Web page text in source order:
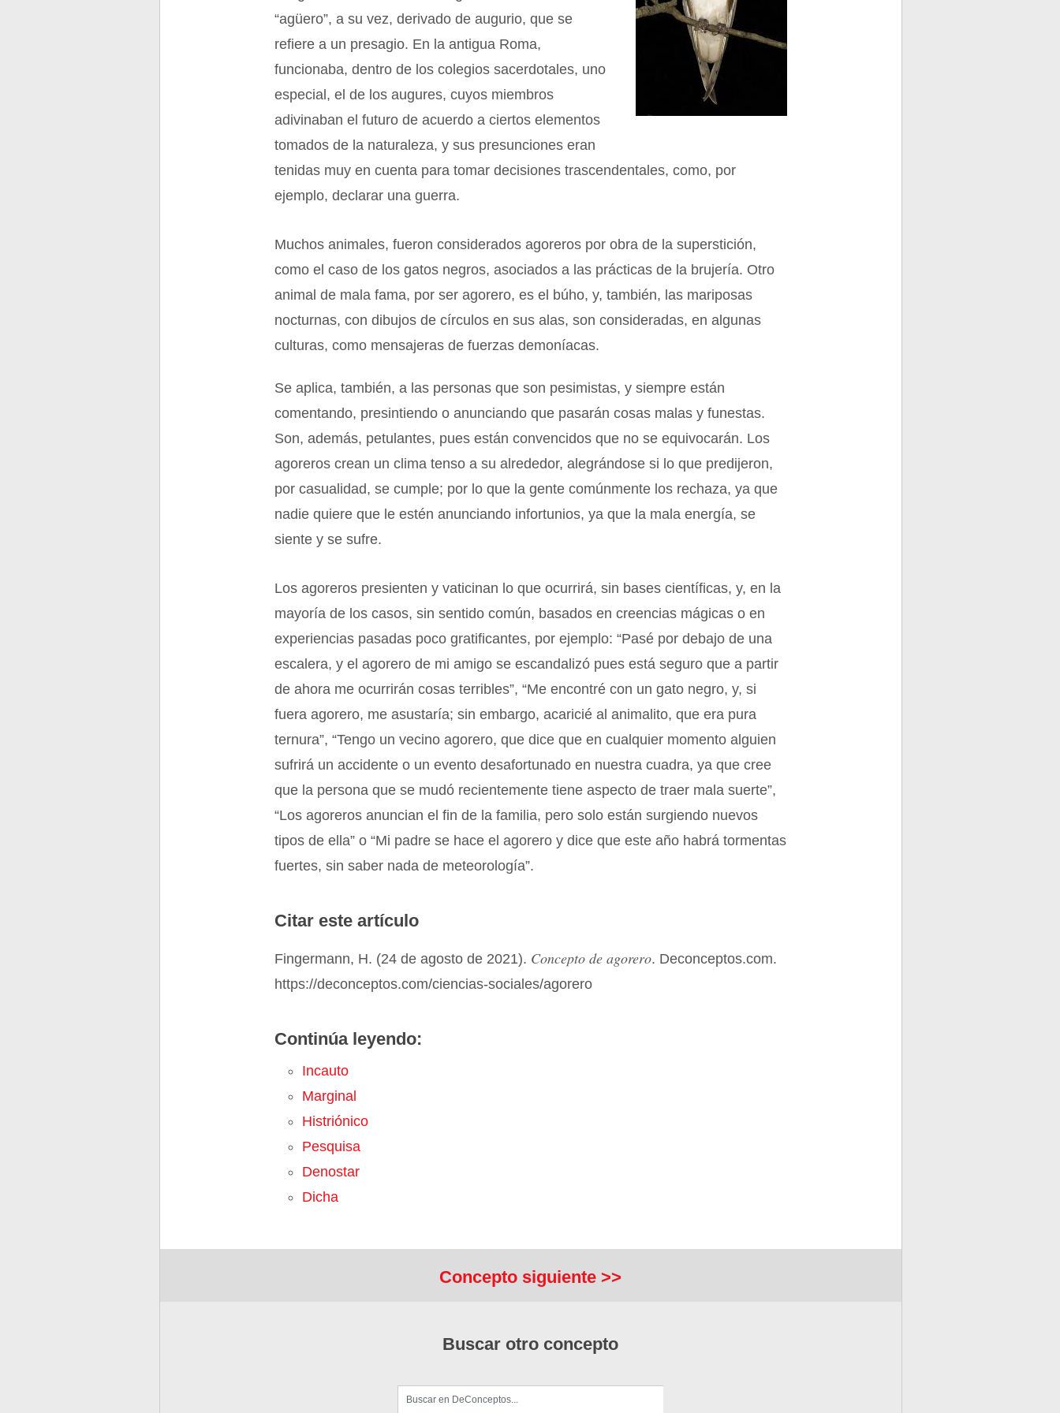
“agüero”, a su vez, derivado de augurio, que se
refiere a un presagio. En la antigua Roma,
funcionaba, dentro de los colegios sacerdotales, uno
especial, el de los augures, cuyos miembros
adivinaban el futuro de acuerdo a ciertos elementos
tomados de la naturaleza, y sus presunciones eran
tenidas muy en cuenta para tomar decisiones trascendentales, como, por
ejemplo, declarar una guerra.
Muchos animales, fueron considerados agoreros por obra de la superstición,
como el caso de los gatos negros, asociados a las prácticas de la brujería. Otro
animal de mala fama, por ser agorero, es el búho, y, también, las mariposas
nocturnas, con dibujos de círculos en sus alas, son consideradas, en algunas
culturas, como mensajeras de fuerzas demoníacas.
Se aplica, también, a las personas que son pesimistas, y siempre están
comentando, presintiendo o anunciando que pasarán cosas malas y funestas.
Son, además, petulantes, pues están convencidos que no se equivocarán. Los
agoreros crean un clima tenso a su alrededor, alegrándose si lo que predijeron,
por casualidad, se cumple; por lo que la gente comúnmente los rechaza, ya que
nadie quiere que le estén anunciando infortunios, ya que la mala energía, se
siente y se sufre.
Los agoreros presienten y vaticinan lo que ocurrirá, sin bases científicas, y, en la
mayoría de los casos, sin sentido común, basados en creencias mágicas o en
experiencias pasadas poco gratificantes, por ejemplo: “Pasé por debajo de una
escalera, y el agorero de mi amigo se escandalizó pues está seguro que a partir
de ahora me ocurrirán cosas terribles”, “Me encontré con un gato negro, y, si
fuera agorero, me asustaría; sin embargo, acaricié al animalito, que era pura
ternura”, “Tengo un vecino agorero, que dice que en cualquier momento alguien
sufrirá un accidente o un evento desafortunado en nuestra cuadra, ya que cree
que la persona que se mudó recientemente tiene aspecto de traer mala suerte”,
“Los agoreros anuncian el fin de la familia, pero solo están surgiendo nuevos
tipos de ella” o “Mi padre se hace el agorero y dice que este año habrá tormentas
fuertes, sin saber nada de meteorología”.
Citar este artículo
Fingermann, H. (24 de agosto de 2021). Concepto de agorero. Deconceptos.com.
https://deconceptos.com/ciencias-sociales/agorero
Continúa leyendo:
Incauto
Marginal
Histriónico
Pesquisa
Denostar
Dicha
Concepto siguiente >>
Buscar otro concepto